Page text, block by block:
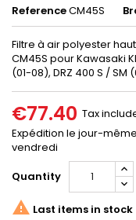
ReferenceCM45S
Filtre à air polyester
CM45S pour Kawasaki
(01-08), DRZ 400 S / SM
€77.40 Tax
Expédition le jour-
vendredi
Quantity
 Last items in stock